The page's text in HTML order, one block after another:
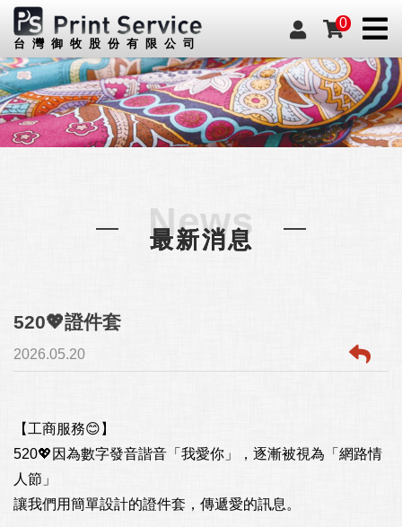
台灣御牧股份有限公司
0
News
最新消息
520💖證件套
2026.05.20
【工商服務😊】
520💖因為數字發音諧音「我愛你」，逐漸被視為「網路情
人節」
讓我們用簡單設計的證件套，傳遞愛的訊息。